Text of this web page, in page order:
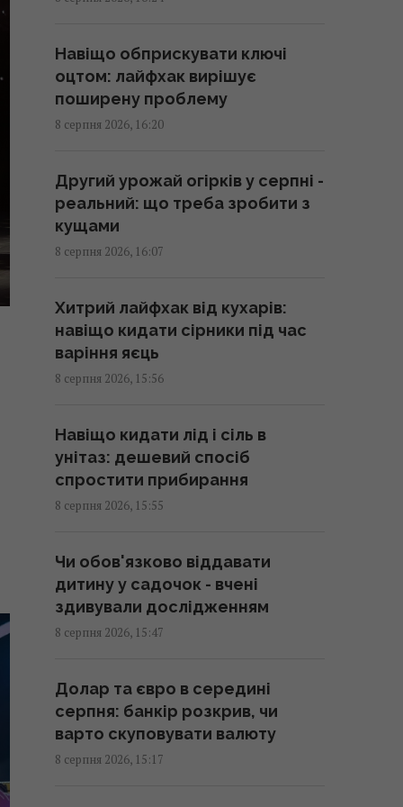
Хіт №1 The Killers з
несподіваною історією
отримав гучне визнання через
На Херсонщині росіянам
наказали почати "вільне
16:09 субота, 08 серпня 2026
Україна має знищувати пускові і
16:03 субота, 08 серпня 2026
Навіщо Вучич запросив
Сербії
15:57 субота, 08 серпня 2026
опублікував фото та зробив
заяву
15:45 субота, 08 серпня 2026
Навіщо обприскувати ключі
оцтом: лайфхак вирішує
поширену проблему
8 серпня 2026, 16:20
Другий урожай огірків у серпні -
реальний: що треба зробити з
кущами
8 серпня 2026, 16:07
Хитрий лайфхак від кухарів:
навіщо кидати сірники під час
варіння яєць
8 серпня 2026, 15:56
Навіщо кидати лід і сіль в
унітаз: дешевий спосіб
спростити прибирання
8 серпня 2026, 15:55
Чи обов'язково віддавати
дитину у садочок - вчені
здивували дослідженням
8 серпня 2026, 15:47
Долар та євро в середині
серпня: банкір розкрив, чи
варто скуповувати валюту
8 серпня 2026, 15:17